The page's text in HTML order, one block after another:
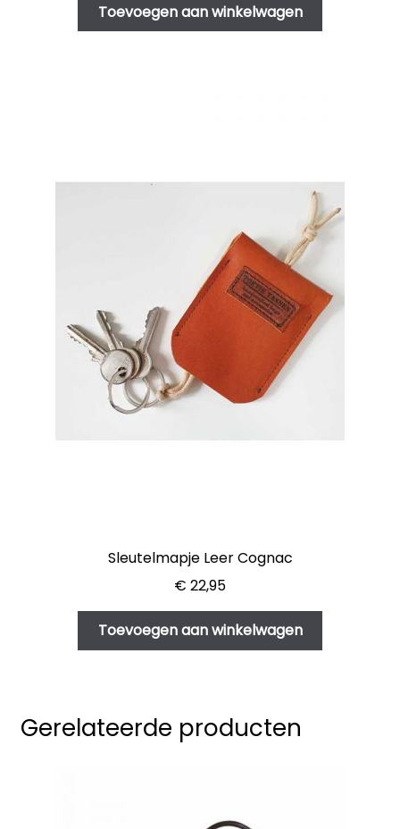
Toevoegen aan winkelwagen
Sleutelmapje Leer Cognac
€ 22,95
Toevoegen aan winkelwagen
Gerelateerde producten